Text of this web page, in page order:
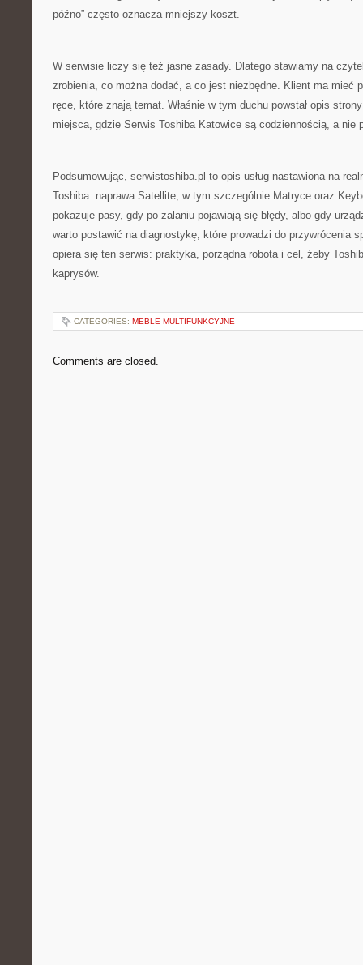
późno” często oznacza mniejszy koszt.
W serwisie liczy się też jasne zasady. Dlatego stawiamy na
zrobienia, co można dodać, a co jest niezbędne. Klient ma mieć
ręce, które znają temat. Właśnie w tym duchu powstał opis
miejsca, gdzie Serwis Toshiba Katowice są codziennością, a nie
Podsumowując, serwistoshiba.pl to opis usług nastawiona na
Toshiba: naprawa Satellite, w tym szczególnie Matryce oraz
pokazuje pasy, gdy po zalaniu pojawiają się błędy, albo gdy
warto postawić na diagnostykę, które prowadzi do przywrócenia
opiera się ten serwis: praktyka, porządna robota i cel, żeby
kaprysów.
CATEGORIES: MEBLE MULTIFUNKCYJNE
Comments are closed.